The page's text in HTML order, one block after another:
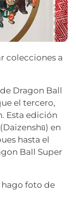
colecciones a
Dragon Ball
el tercero,
Esta edición
en
hasta el
Ball Super
hago foto de